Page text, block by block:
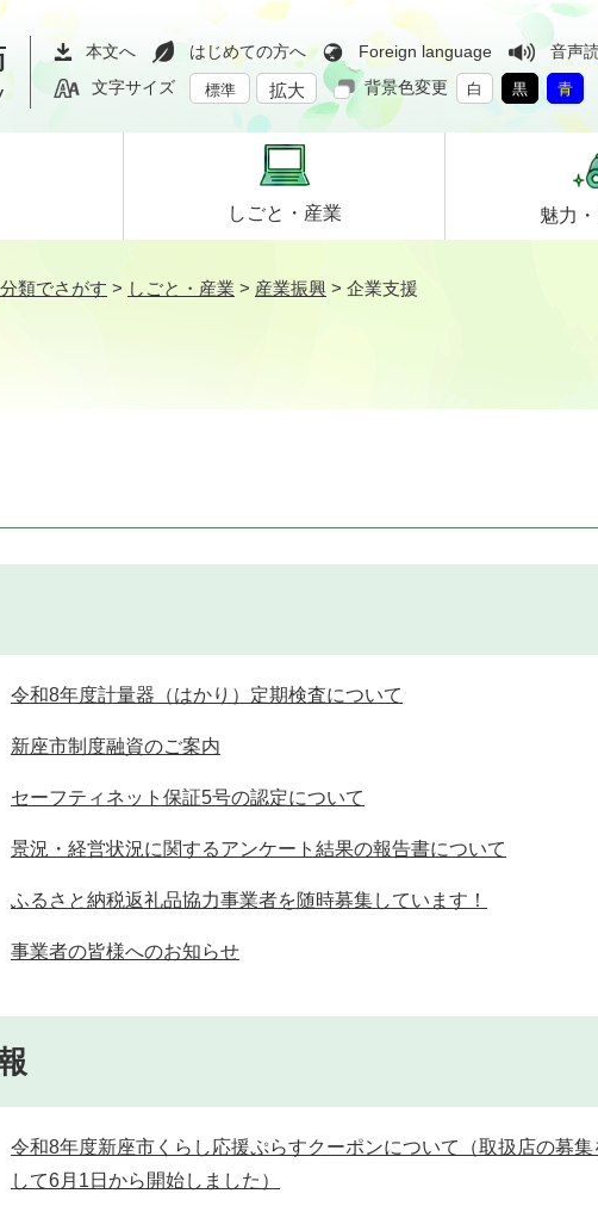
本文へ はじめての方へ Foreign language
音声
文字サイズ
標準 拡大 背景色変更 白 黒 青
しごと・ 産業 魅力・
分類でさがす > しごと・産業 > 産業振興 > 企業支援
令和8年度計量器（はかり）定期検査について
新座市制度融資のご案内
セーフティネット保証5号の認定について
景況・経営状況に関するアンケート結果の報告書について
ふるさと納税返礼品協力事業者を随時募集しています！
事業者の皆様へのお知らせ
令和8年度新座市くらし応援ぷらすクーポンについて（取扱店の募集
して6月1日から開始しました）